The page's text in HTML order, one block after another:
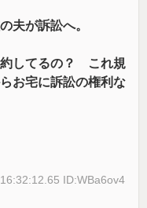
夫が訴訟へ。
約してるの？ これ規
お宅に訴訟の権利な
ID:WBa6ov4